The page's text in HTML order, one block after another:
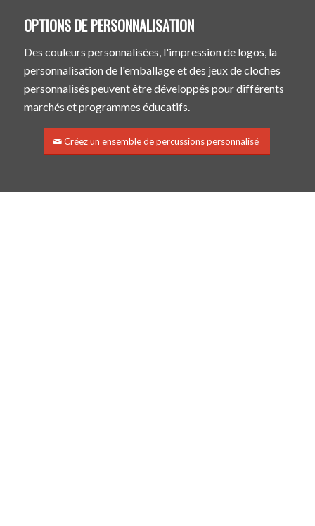
OPTIONS DE PERSONNALISATION
Des couleurs personnalisées, l'impression de logos, la
personnalisation de l'emballage et des jeux de cloches
personnalisés peuvent être développés pour différents
marchés et programmes éducatifs.
Créez un ensemble de percussions personnalisé